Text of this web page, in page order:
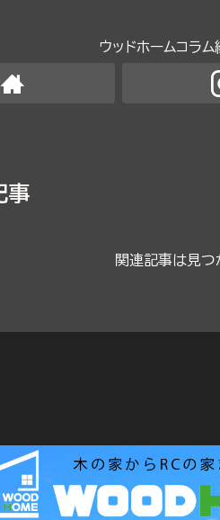
ウッドホームコラ
事
関連記事は見つ